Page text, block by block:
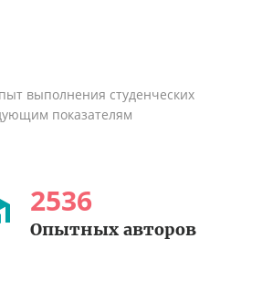
выполнения студенческих
показателям
2536
Опытных авторов